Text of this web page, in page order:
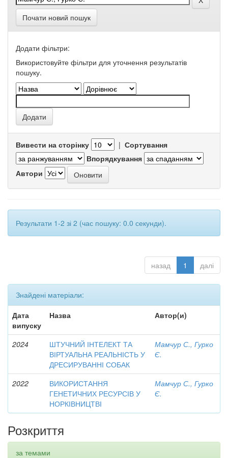
Почати новий пошук
Додати фільтри:
Використовуйте фільтри для уточнення результатів
пошуку.
Вивести на сторінку | Сортування
Впорядкування
Автори
Результати 1-2 зі 2 (час пошуку: 0.0 секунди).
назад 1 далі
Знайдені матеріали:
Дата
випуску
Назва Автор(и)
2024
ШТУЧНИЙ ІНТЕЛЕКТ ТА
ВІРТУАЛЬНА РЕАЛЬНІСТЬ У
ДРЕСИРУВАННІ СОБАК
Мамчур С., Гурко
Є.
2022
ВИКОРИСТАННЯ
ГЕНЕТИЧНИХ РЕСУРСІВ У
НОРКІВНИЦТВІ
Мамчур С., Гурко
Є.
Розкриття
за темами